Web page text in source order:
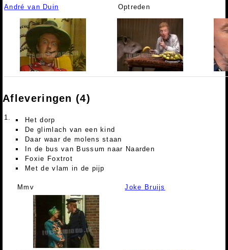
André van Duin Optreden
Afleveringen (4)
1.
Het dorp
De glimlach van een kind
Daar waar de molens staan
In de bus van Bussum naar Naarden
Foxie Foxtrot
Met de vlam in de pijp
Mmv Joke Bruijs